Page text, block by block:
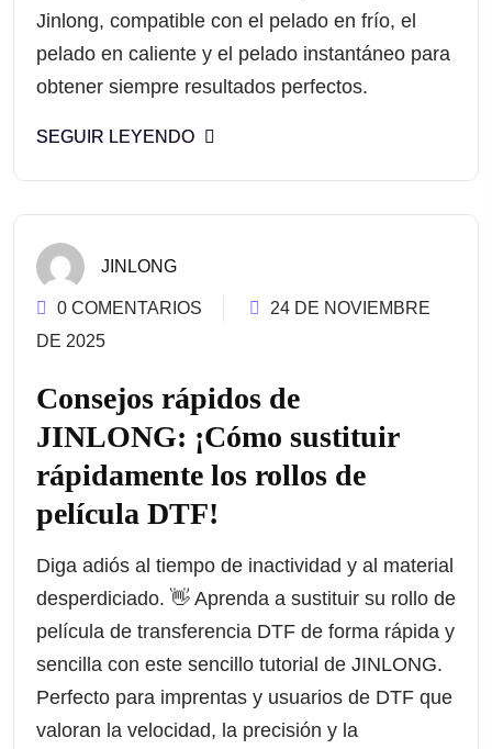
Jinlong, compatible con el pelado en frío, el
pelado en caliente y el pelado instantáneo para
obtener siempre resultados perfectos.
SEGUIR LEYENDO
JINLONG
0 COMENTARIOS
24 DE NOVIEMBRE
DE 2025
Consejos rápidos de
JINLONG: ¡Cómo sustituir
rápidamente los rollos de
película DTF!
Diga adiós al tiempo de inactividad y al material
desperdiciado. 👋 Aprenda a sustituir su rollo de
película de transferencia DTF de forma rápida y
sencilla con este sencillo tutorial de JINLONG.
Perfecto para imprentas y usuarios de DTF que
valoran la velocidad, la precisión y la